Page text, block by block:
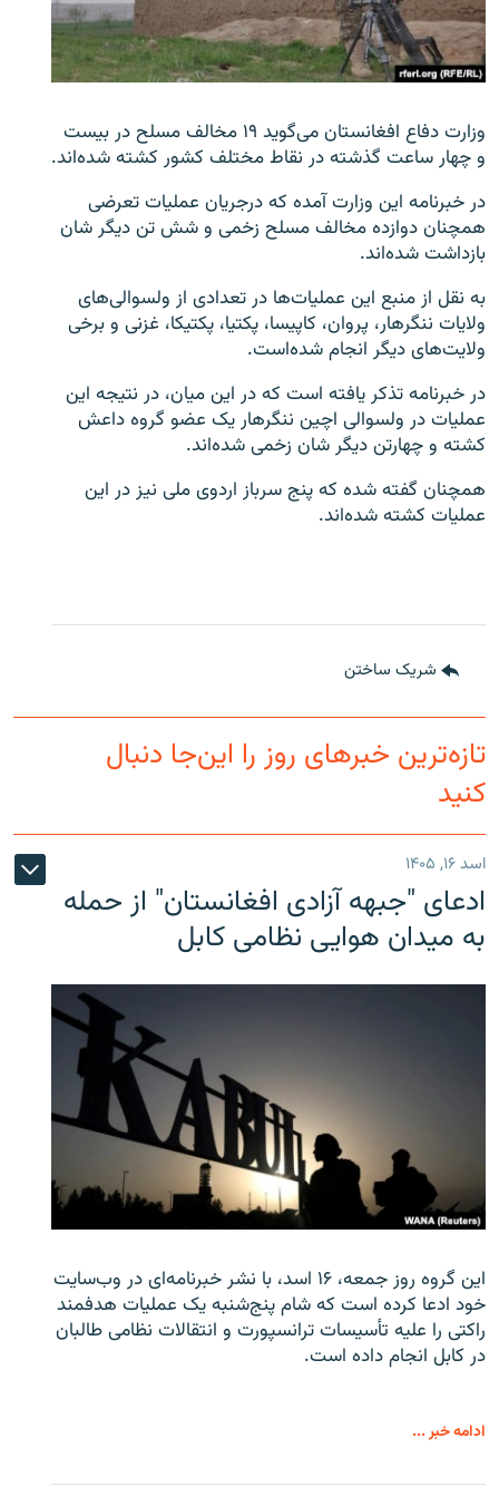
تماس
صفحه پشتو
Azadi English
همۀ سایت‌های رادیو آزادی/ رادیو اروپای آزاد
وزارت دفاع افغانستان می‌گوید ۱۹ مخالف مسلح در بیست
و چهار ساعت گذشته در نقاط مختلف کشور کشته شده‌اند.
در خبرنامه این وزارت آمده که درجریان عملیات تعرضی
همچنان دوازده مخالف مسلح زخمی و شش تن دیگر شان
بازداشت شده‌اند.
به نقل از منبع این عملیات‌ها در تعدادی از ولسوالی‌های
ولایات ننگرهار، پروان، کاپیسا، پکتیا، پکتیکا، غزنی و برخی
ولایت‌های دیگر انجام شده‌است.
در خبرنامه تذکر یافته است که در این میان، در نتیجه این
عملیات در ولسوالی اچین ننگرهار یک عضو گروه داعش
کشته و چهارتن دیگر شان زخمی شده‌اند.
همچنان گفته شده که پنج سرباز اردوی ملی نیز در این
عملیات کشته شده‌اند.
شریک ساختن
تازه‌ترین خبرهای روز را این‌جا دنبال
کنید
اسد ۱۶, ۱۴۰۵
ادعای "جبهه آزادی افغانستان" از حمله
به میدان هوایی نظامی کابل
این گروه روز جمعه، ۱۶ اسد، با نشر خبرنامه‌ای در وب‌سایت
خود ادعا کرده است که شام پنج‌شنبه یک عملیات هدفمند
راکتی را علیه تأسیسات ترانسپورت و انتقالات نظامی طالبان
در کابل انجام داده است.
ادامه خبر ...